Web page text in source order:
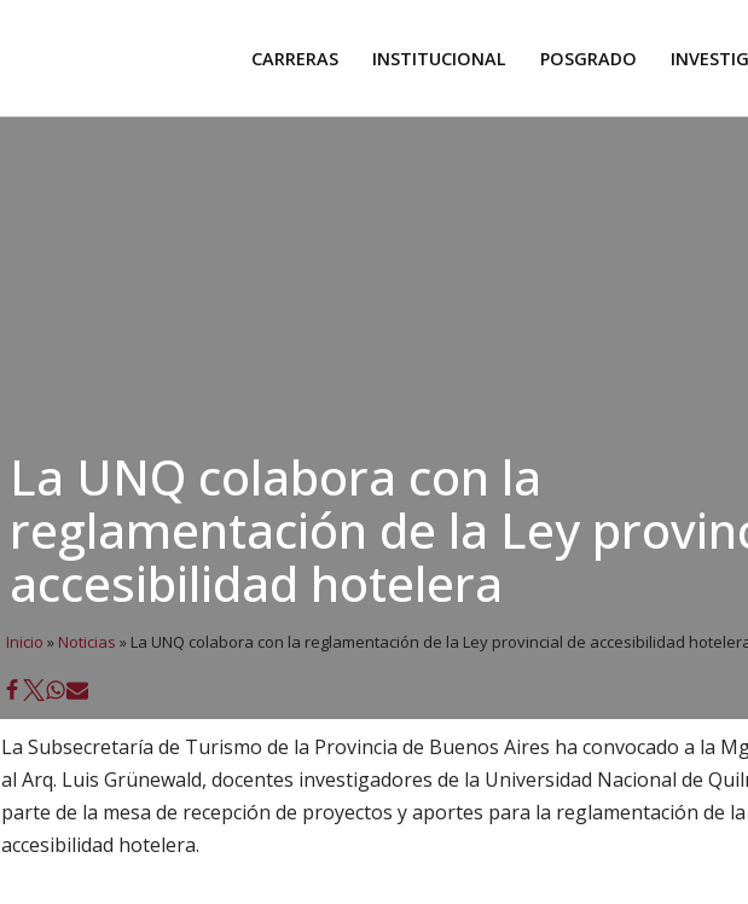
CARRERAS INSTITUCIONAL POSGRADO
La UNQ colabora con la
reglamentación de la Ley
accesibilidad hotelera
Inicio » Noticias » La UNQ colabora con la reglamentación de la Ley provincial de accesibilidad
La Subsecretaría de Turismo de la Provincia de Buenos Aires ha convocado a la
al Arq. Luis Grünewald, docentes investigadores de la Universidad Nacional de
parte de la mesa de recepción de proyectos y aportes para la reglamentación de la
accesibilidad hotelera.